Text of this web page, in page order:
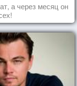
а через месяц он